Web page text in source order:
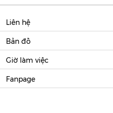
Liên hệ
Bản đồ